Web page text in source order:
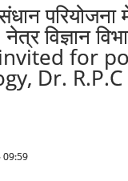
परियोजना
विज्ञान
for
Dr.
09:59